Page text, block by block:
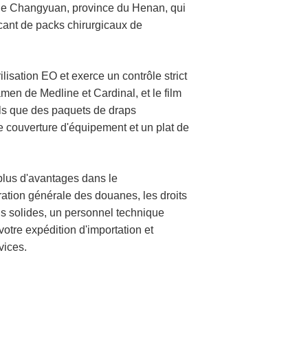
Changyuan, province du Henan, qui
de packs chirurgicaux de
EO et exerce un contrôle strict
de Medline et Cardinal, et le film
que des paquets de draps
d'équipement et un plat de
d'avantages dans le
générale des douanes, les droits
solides, un personnel technique
expédition d'importation et